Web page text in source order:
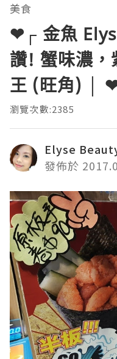
美食
❤┌ 金魚
讚! 蟹味濃
王 (旺角) │
瀏覽次數:2385
Elyse
發佈於